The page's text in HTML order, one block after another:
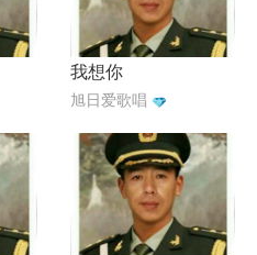
我想你
旭日爱歌唱